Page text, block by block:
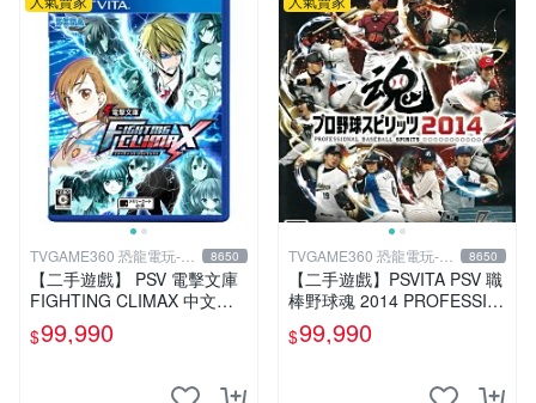
TVGAME360 恐龍電玩-台
中店
8650
【二手遊戲】 PSV 電擊文庫
FIGHTING CLIMAX 中文版
【台中恐龍電玩】
$99,990
TVGAME360 恐龍電玩-台
中店
8650
【二手遊戲】PSVITA PSV 職
棒野球魂 2014 PROFESSIO
NAL BASEBALL 2014 日文
版
$99,990